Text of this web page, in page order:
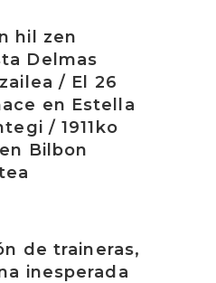
hil zen
Delmas
/ El 26
en Estella
/ 1911ko
Bilbon
de traineras,
inesperada